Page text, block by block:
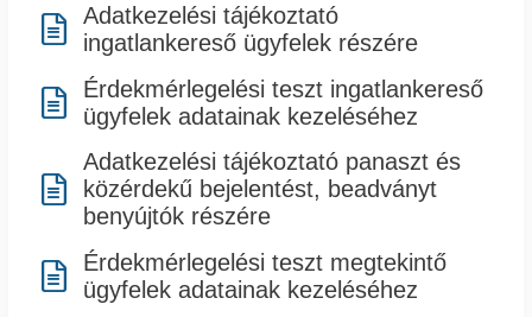

Adatkezelési tájékoztató
ingatlankereső ügyfelek részére

Érdekmérlegelési teszt ingatlankereső
ügyfelek adatainak kezeléséhez

Adatkezelési tájékoztató panaszt és
közérdekű bejelentést, beadványt
benyújtók részére

Érdekmérlegelési teszt megtekintő
ügyfelek adatainak kezeléséhez